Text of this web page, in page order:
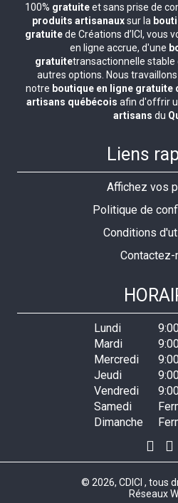
100% gratuiteet sans prise de
produits artisanauxsur la
gratuitede Créations d’ICI, vous
en ligne accrue, d'une
gratuitetransactionnelle stable
autres options. Nous
notre boutique en ligne gratuite
artisans québécois afin d'offrir
artisans du
Liens
Affichez vos
Politique de
Conditions
Contactez-
Lundi
Mardi
Mercredi
Jeudi
Vendredi
Samedi
Dimanche
© 2026, CDICI , tous
Réseaux